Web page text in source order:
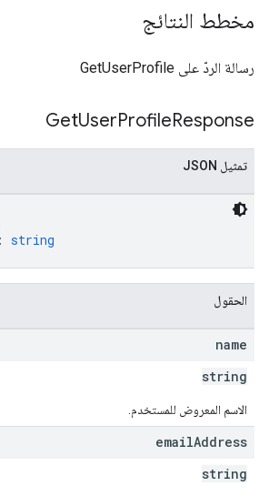
مخطط النتائج
رسالة الردّ على GetUserProfile
GetUserProfileResponse
تمثيل JSON
: string
الحقول
name
string
الاسم المعروض للمستخدم.
emailAddress
string